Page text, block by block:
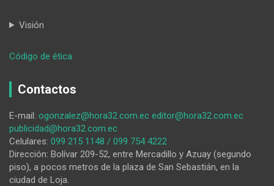
Visión
Código de ética
recupera
bicicleta
cuyo
dueño
la
reportó
Contactos
E-mail: ogonzalez@hora32.com.ec editor@hora32.com.ec
publicidad@hora32.com.ec
Celulares: 099 215 1148 / 099 754 4222
Dirección: Bolívar 209-52, entre Mercadillo y Azuay (segundo
piso), a pocos metros de la plaza de San Sebastián, en la
ciudad de Loja.